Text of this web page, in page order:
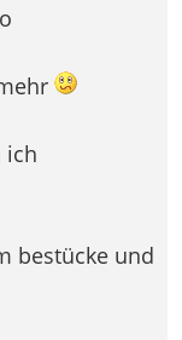
ich
bestücke und